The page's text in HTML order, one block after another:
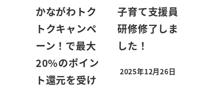
かながわトク
トクキャンペ
ーン！で最大
20%のポイン
ト還元を受け
子育て支援員
研修修了しま
した！
2025年12月26日